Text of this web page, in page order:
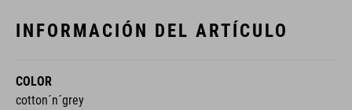
INFORMACIÓN DEL ARTÍCULO
COLOR
cotton´n´grey